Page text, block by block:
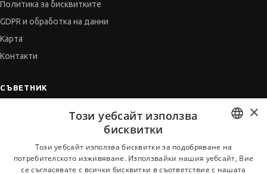
Политика за бисквитките
GDPR и обработка на данни
Карта
Контакти
СЪВЕТНИК
Когато получим оферта
BULGARIAN
ENGLISH
×
Този уебсайт използва
бисквитки
Този уебсайт използва бисквитки за подобряване на
потребителското изживяване. Използвайки нашия уебсайт, Вие
се съгласявате с всички бисквитки в съответствие с нашата